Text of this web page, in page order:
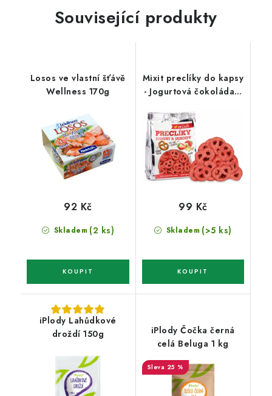
Související produkty
Losos ve vlastní šťávě
Wellness 170g
Skladem (2 ks)
92 Kč
Mixit preclíky do kapsy
- Jogurtová čokoláda s
Skladem (>5 ks)
99 Kč
iPlody Lahůdkové
droždí 150g
iPlody Čočka černá
celá Beluga 1 kg
25 %